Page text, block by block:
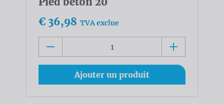
€ 36,98 TVA exclue
Ajouter un produit